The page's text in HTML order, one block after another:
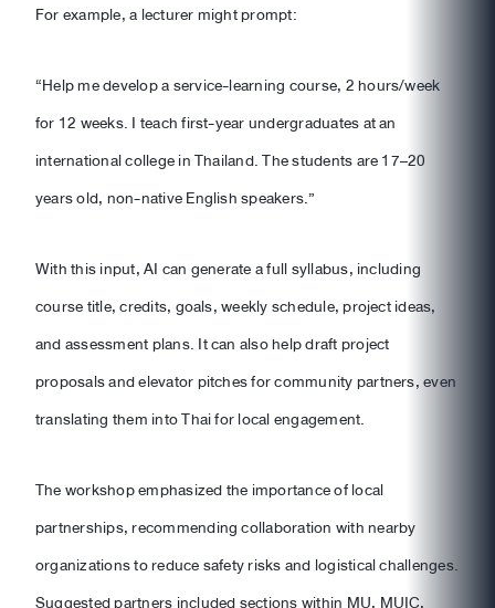
For example, a lecturer might prompt:
“Help me develop a service-learning course, 2 hours/week
for 12 weeks. I teach first-year undergraduates at an
international college in Thailand. The students are 17–20
years old, non-native English speakers.”
With this input, AI can generate a full syllabus, including
course title, credits, goals, weekly schedule, project ideas,
and assessment plans. It can also help draft project
proposals and elevator pitches for community partners, even
translating them into Thai for local engagement.
The workshop emphasized the importance of local
partnerships, recommending collaboration with nearby
organizations to reduce safety risks and logistical challenges.